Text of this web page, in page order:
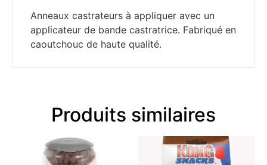
Anneaux castrateurs à appliquer avec un
applicateur de bande castratrice. Fabriqué en
caoutchouc de haute qualité.
Produits similaires